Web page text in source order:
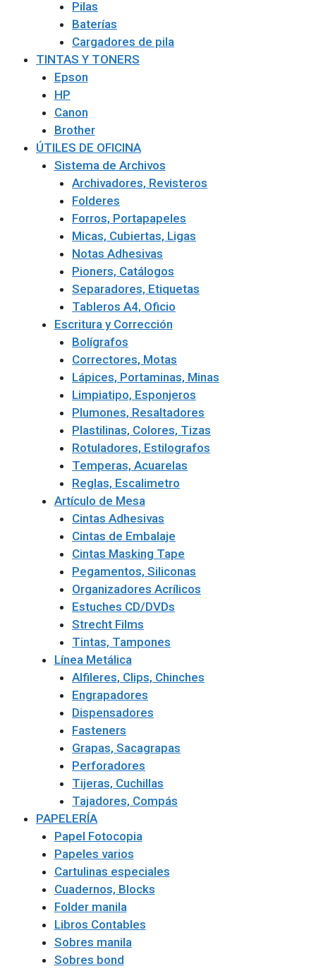
Pilas
Baterías
Cargadores de pila
TINTAS Y TONERS
Epson
HP
Canon
Brother
ÚTILES DE OFICINA
Sistema de Archivos
Archivadores, Revisteros
Folderes
Forros, Portapapeles
Micas, Cubiertas, Ligas
Notas Adhesivas
Pioners, Catálogos
Separadores, Etiquetas
Tableros A4, Oficio
Escritura y Corrección
Bolígrafos
Correctores, Motas
Lápices, Portaminas, Minas
Limpiatipo, Esponjeros
Plumones, Resaltadores
Plastilinas, Colores, Tizas
Rotuladores, Estilografos
Temperas, Acuarelas
Reglas, Escalimetro
Artículo de Mesa
Cintas Adhesivas
Cintas de Embalaje
Cintas Masking Tape
Pegamentos, Siliconas
Organizadores Acrílicos
Estuches CD/DVDs
Strecht Films
Tintas, Tampones
Línea Metálica
Alfileres, Clips, Chinches
Engrapadores
Dispensadores
Fasteners
Grapas, Sacagrapas
Perforadores
Tijeras, Cuchillas
Tajadores, Compás
PAPELERÍA
Papel Fotocopia
Papeles varios
Cartulinas especiales
Cuadernos, Blocks
Folder manila
Libros Contables
Sobres manila
Sobres bond